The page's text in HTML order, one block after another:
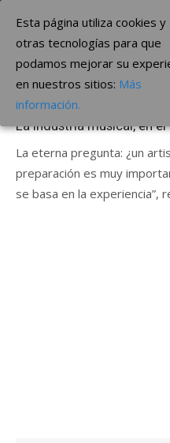
contenido
The Borderline Music
Etiqueta:en el aula
Publicada
junio 5, 2012
La industria musical, en el
La eterna pregunta: ¿un
preparación es muy
se basa en la experiencia”,
Esta página utiliza cookies y
otras tecnologías para que
podamos mejorar su
en nuestros sitios: Más
información.